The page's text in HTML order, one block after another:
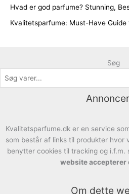
Hvad er god parfume? Stunning,
Kvalitetsparfume: Must-Have
Søg
Kvalitetsparfume.dk er en service
som består af links til produkter hvor
benytter cookies til tracking og i.f.m.
website accepterer
Om dette